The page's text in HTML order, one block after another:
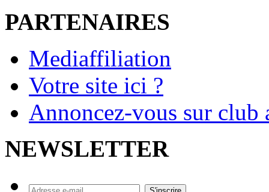
PARTENAIRES
Mediaffiliation
Votre site ici ?
Annoncez-vous sur
NEWSLETTER